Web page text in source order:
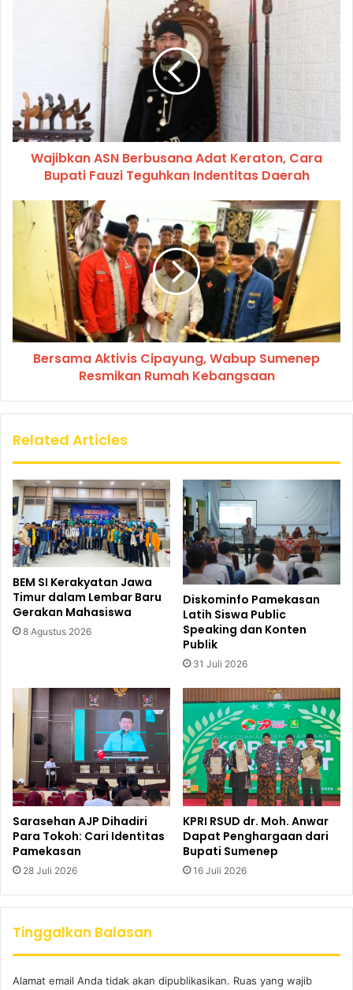
Wajibkan ASN Berbusana Adat Keraton, Cara
Bupati Fauzi Teguhkan Indentitas Daerah
Bersama Aktivis Cipayung, Wabup Sumenep
Resmikan Rumah Kebangsaan
Related Articles
BEM SI Kerakyatan Jawa
Timur dalam Lembar Baru
Gerakan Mahasiswa
8 Agustus 2026
Diskominfo Pamekasan
Latih Siswa Public
Speaking dan Konten
Publik
31 Juli 2026
Sarasehan AJP Dihadiri
Para Tokoh: Cari Identitas
Pamekasan
28 Juli 2026
KPRI RSUD dr. Moh. Anwar
Dapat Penghargaan dari
Bupati Sumenep
16 Juli 2026
Tinggalkan Balasan
Alamat email Anda tidak akan dipublikasikan. Ruas yang wajib